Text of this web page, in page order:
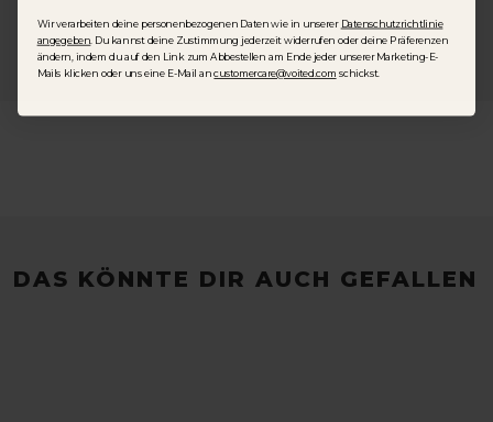
1299 Bewertungen
DAS KÖNNTE DIR AUCH GEFALLEN
Wir verarbeiten deine personenbezogenen Daten wie in unserer Datenschutzrichtlinie
angegeben . Du kannst deine Zustimmung jederzeit widerrufen oder deine Präferenzen
ändern, indem du auf den Link zum Abbestellen am Ende jeder unserer Marketing-E-
Mails klicken oder uns eine E-Mail ancustomercare@voited.com schickst.